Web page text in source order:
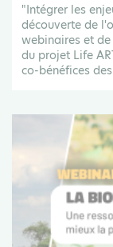
"Intégrer les
découverte de
webinaires et
du projet Life
co-bénéfices